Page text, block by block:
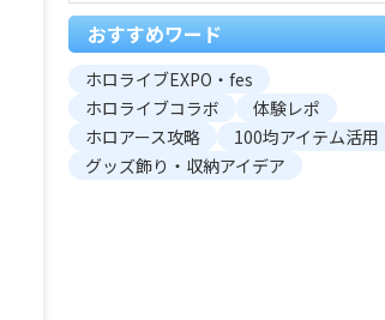
おすすめワード
ホロライブEXPO・fes
ホロライブコラボ
体験レポ
ホロアース攻略
100均アイテム活用
グッズ飾り・収納アイデア